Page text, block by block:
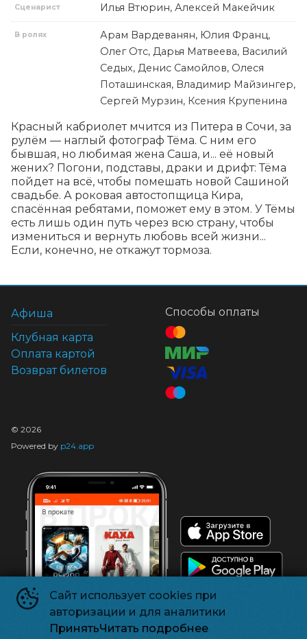
Сценарист Илья Втюрин, Алексей Макейчик
В ролях
Арам Вардеванян, Юлия Франц,
Олег Отс, Дарья Матвеева, Василий
Седых, Денис Самойлов, Олеся
Поташинская, Владимир Майзингер,
Сергей Мурзин, Ксения Крупенина
Красный кабриолет мчится из Питера в Сочи, за
рулём — наглый фотограф Тёма. С ним его
бывшая, но любимая жена Саша, и... её новый
жених? Погони, подставы, драки и дрифт: Тёма
пойдет на всё, чтобы помешать новой Сашиной
свадьбе. А роковая автостопщица Кира,
спасённая ребятами, поможет ему в этом. У Тёмы
есть лишь один путь через всю страну, чтобы
измениться и вернуть любовь всей жизни...
Если, конечно, не откажут тормоза.
Сайт использует cookies при
авторизации и для аналитики
ПринятьЧитать подробнее
Афиша
Клубная карта
Оплата картой
Возврат билетов
Способы оплаты
© 2026
Powered by p24.app